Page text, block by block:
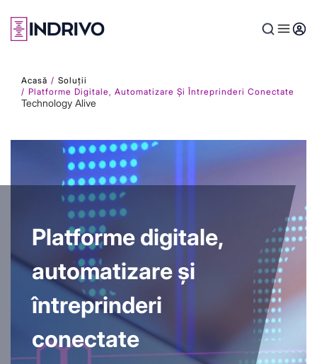
main
content
Acasă
Soluții
Platforme Digitale, Automatizare Și Întreprinderi Conectate
Technology Alive
Platforme digitale,
automatizare și
întreprinderi
conectate